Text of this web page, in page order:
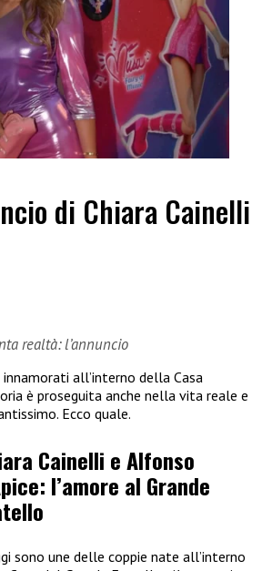
di Chiara Cainelli
realtà: l’annuncio
innamorati all’interno della Casa
è proseguita anche nella vita reale e
Ecco quale.
Cainelli e Alfonso
l’amore al Grande
sono une delle coppie nate all’interno